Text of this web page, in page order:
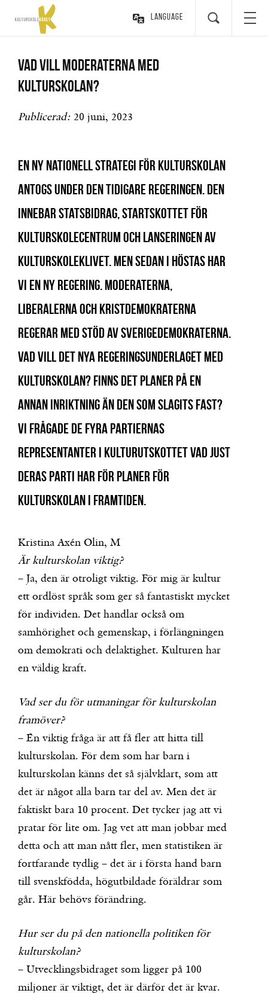
Language
Vad vill Moderaterna med
kulturskolan?
Publicerad: 20 juni, 2023
En ny nationell strategi för kulturskolan
antogs under den tidigare regeringen. Den
innebar statsbidrag, startskottet för
Kulturskolecentrum och lanseringen av
Kulturskoleklivet. Men sedan i höstas har
vi en ny regering. Moderaterna,
Liberalerna och Kristdemokraterna
regerar med stöd av Sverigedemokraterna.
Vad vill det nya regeringsunderlaget med
kulturskolan? Finns det planer på en
annan inriktning än den som slagits fast?
Vi frågade de fyra partiernas
representanter i kulturutskottet vad just
deras parti har för planer för
Kulturskolan i framtiden.
Kristina Axén Olin, M
Är kulturskolan viktig?
– Ja, den är otroligt viktig. För mig är kultur
ett ordlöst språk som ger så fantastiskt mycket
för individen. Det handlar också om
samhörighet och gemenskap, i förlängningen
om demokrati och delaktighet. Kulturen har
en väldig kraft.
Vad ser du för utmaningar för kulturskolan
framöver?
– En viktig fråga är att få fler att hitta till
kulturskolan. För dem som har barn i
kulturskolan känns det så självklart, som att
det är något alla barn tar del av. Men det är
faktiskt bara 10 procent. Det tycker jag att vi
pratar för lite om. Jag vet att man jobbar med
detta och att man nått fler, men statistiken är
fortfarande tydlig – det är i första hand barn
till svenskfödda, högutbildade föräldrar som
går. Här behövs förändring.
Hur ser du på den nationella politiken för
kulturskolan?
– Utvecklingsbidraget som ligger på 100
miljoner är viktigt, det är därför det är kvar.